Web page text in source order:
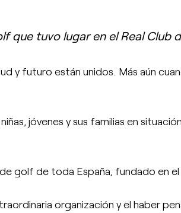
tuvo lugar en el Real Club
y futuro están unidos. Más aún
jóvenes y sus familias en
golf de toda España, fundado en el
organización y el haber